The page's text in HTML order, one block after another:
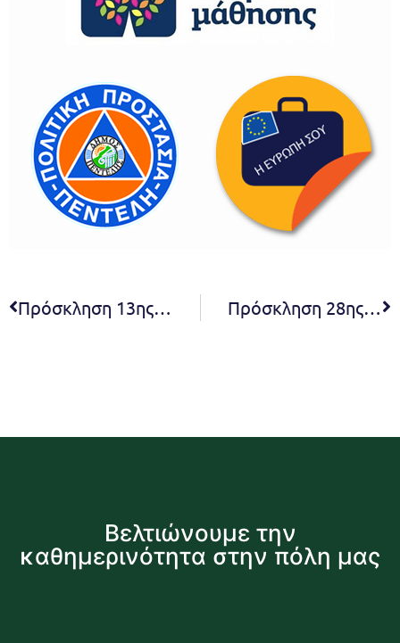
Πρόσκληση 13ης Τακτικής Συνεδρίασης Συμβουλίου της Κοινότητας Μελισσίων του Δήμου Πεντέλης Πρόσκληση 28ης τακτικής συνεδρίασης Δ.Σ. 2020
Βελτιώνουμε την
καθημερινότητα στην πόλη μας